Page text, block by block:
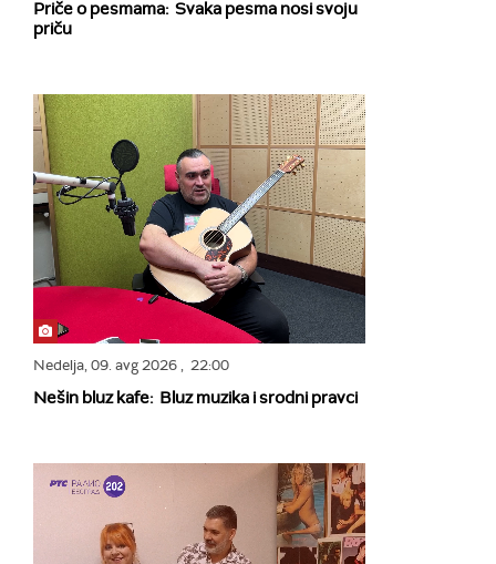
Priče o pesmama: Svaka pesma nosi svoju
priču
Nedelja,09. avg 2026, 22:00
Nešin bluz kafe: Bluz muzika i srodni pravci